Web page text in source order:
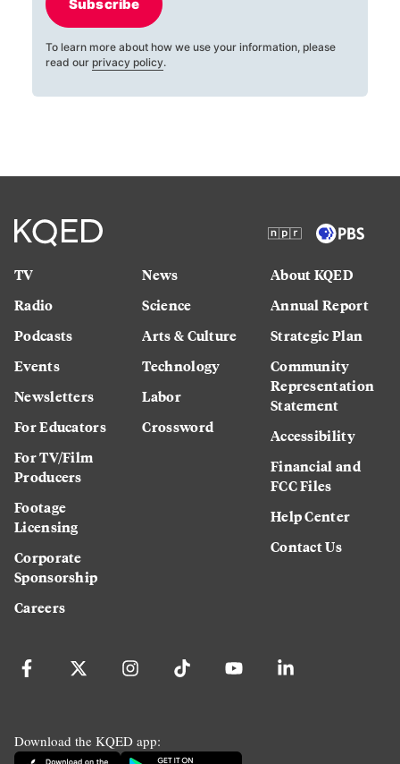
Subscribe
To learn more about how we use your information, please
read our privacy policy.
TV
Radio
Podcasts
Events
Newsletters
For Educators
For TV/Film
Producers
Footage
Licensing
Corporate
Sponsorship
Careers
News
Science
Arts & Culture
Technology
Labor
Crossword
About KQED
Annual Report
Strategic Plan
Community
Representation
Statement
Accessibility
Financial and
FCC Files
Help Center
Contact Us
Download the KQED app: